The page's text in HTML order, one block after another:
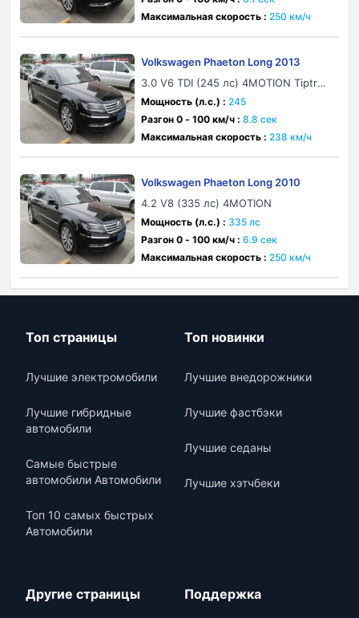
Максимальная скорость : 250 км/ч
Volkswagen Phaeton Long 2013
3.0 V6 TDI (245 лс) 4MOTION Tiptron
ic 4 Seat
Мощность (л.с.) : 245
Разгон 0 - 100 км/ч : 8.8 сек
Максимальная скорость : 238 км/ч
Volkswagen Phaeton Long 2010
4.2 V8 (335 лс) 4MOTION
Мощность (л.с.) : 335 лс
Разгон 0 - 100 км/ч : 6.9 сек
Максимальная скорость : 250 км/ч
Топ страницы
Лучшие электромобили
Лучшие гибридные
автомобили
Самые быстрые
автомобили Автомобили
Топ 10 самых быстрых
Автомобили
Топ новинки
Лучшие внедорожники
Лучшие фастбэки
Лучшие седаны
Лучшие хэтчбеки
Другие страницы Поддержка